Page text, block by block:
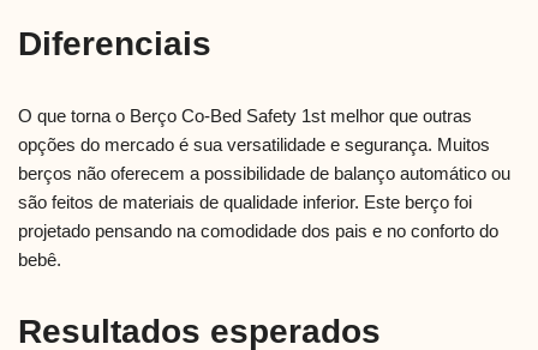
Diferenciais
O que torna o Berço Co-Bed Safety 1st melhor que outras
opções do mercado é sua versatilidade e segurança. Muitos
berços não oferecem a possibilidade de balanço automático ou
são feitos de materiais de qualidade inferior. Este berço foi
projetado pensando na comodidade dos pais e no conforto do
bebê.
Resultados esperados